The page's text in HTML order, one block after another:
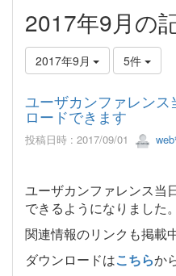
2017年9月の
2017年9月 5件
ユーザカンファレン
ロードできます
投稿日時 : 2017/09/01
ユーザカンファレンス当
できるようになりました。
関連情報のリンクも掲載
ダウンロードはこちらか